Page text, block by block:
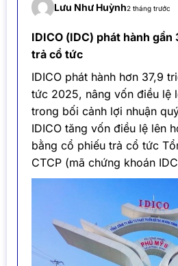
Lưu Như Huỳnh2 tháng trước
IDICO (IDC) phát hành
trả cổ tức
IDICO phát hành hơn 37,9
tức 2025, nâng vốn điều lệ
trong bối cảnh lợi nhuận
IDICO tăng vốn điều lệ lên
bằng cổ phiếu trả cổ tức
CTCP (mã chứng khoán